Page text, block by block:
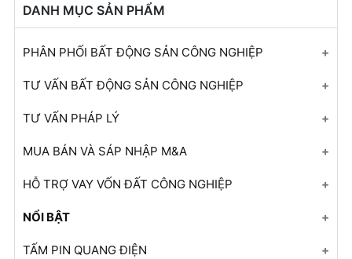
DANH MỤC SẢN PHẨM
PHÂN PHỐI BẤT ĐỘNG SẢN CÔNG NGHIỆP
KCN Quảng Châu - Bắc Giang
KCN Thuận Thành 3 - Phân khu A - Bắc Ninh
KCN Tiến Sơn - Bắc Ninh
KCN VSIP - Bắc Ninh
TƯ VẤN BẤT ĐỘNG SẢN CÔNG NGHIỆP
Đất công nghiệp cho thuê
Nhà xưởng cho thuê
+ Mở nhóm...
TƯ VẤN PHÁP LÝ
Tư vấn giấy phép đầu tư
Tư vấn đánh giá tác động môi trường
Tư vấn thiết kế, thẩm định PCCC
Tư vấn xây dựng
MUA BÁN VÀ SÁP NHẬP M&A
Tái cấu trúc doanh nghiệp
Tư vấn đầu tư
Tư vấn M&A
HỖ TRỢ VAY VỐN ĐẤT CÔNG NGHIỆP
Hỗ trợ vay vốn đất công nghiệp
+ Mở nhóm...
NỔI BẬT
+ Mở nhóm...
TẤM PIN QUANG ĐIỆN